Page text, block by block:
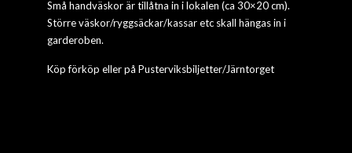
Små handväskor är tillåtna in i lokalen (ca 30×20 cm).
Större väskor/ryggsäckar/kassar etc skall hängas in i
garderoben.
Köp förköp eller på Pusterviksbiljetter/Järntorget